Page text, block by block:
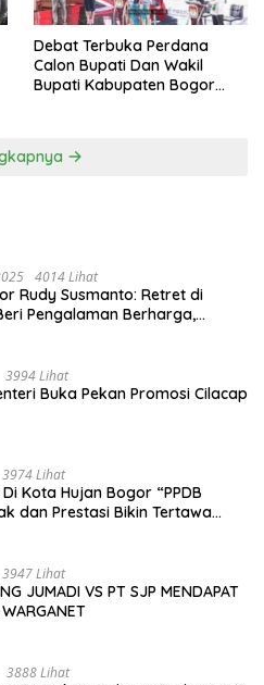
Debat Terbuka Perdana
Calon Bupati Dan Wakil
Bupati Kabupaten Bogor
4014 Lihat
Rudy Susmanto: Retret di
Pengalaman Berharga,
3994 Lihat
Buka Pekan Promosi Cilacap
3974 Lihat
Kota Hujan Bogor “PPDB
dan Prestasi Bikin Tertawa
3947 Lihat
JUMADI VS PT SJP MENDAPAT
3888 Lihat